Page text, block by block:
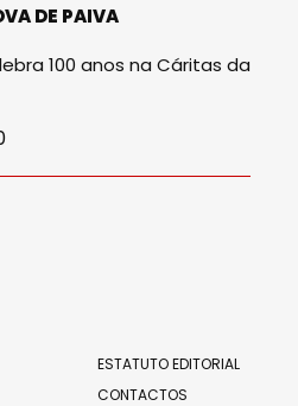
DE PAIVA
100 anos na Cáritas da
ESTATUTO EDITORIAL
CONTACTOS